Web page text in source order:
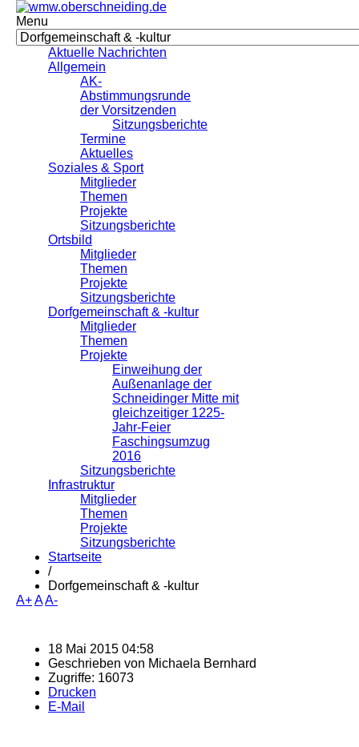
Menu
Aktuelle Nachrichten
Allgemein
AK-
Abstimmungsrunde
der Vorsitzenden
Sitzungsberichte
Termine
Aktuelles
Soziales & Sport
Mitglieder
Themen
Projekte
Sitzungsberichte
Ortsbild
Mitglieder
Themen
Projekte
Sitzungsberichte
Dorfgemeinschaft & -kultur
Mitglieder
Themen
Projekte
Einweihung der
Außenanlage der
Schneidinger Mitte mit
gleichzeitiger 1225-
Jahr-Feier
Faschingsumzug
2016
Sitzungsberichte
Infrastruktur
Mitglieder
Themen
Projekte
Sitzungsberichte
Startseite
/
Dorfgemeinschaft & -kultur
A+AA-
18 Mai 2015 04:58
Geschrieben von Michaela Bernhard
Zugriffe: 16073
Drucken
E-Mail